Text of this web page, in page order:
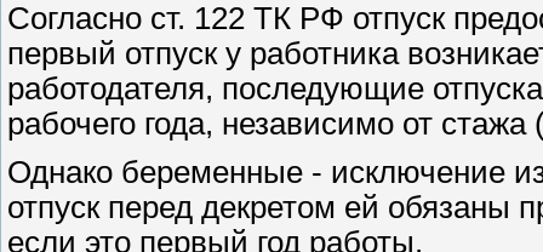
Согласно ст. 122 ТК РФ отпуск
первый отпуск у работника
работодателя, последующие
рабочего года, независимо от
Однако беременные - исключение
отпуск перед декретом ей обязаны
если это первый год работы.